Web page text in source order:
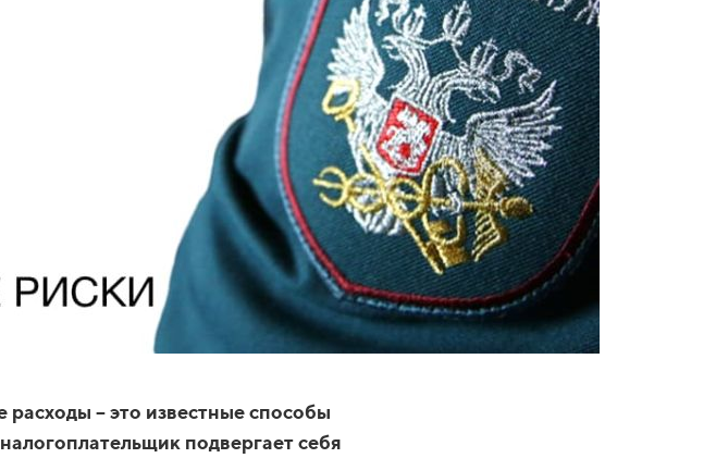
– это известные способы
подвергает себя